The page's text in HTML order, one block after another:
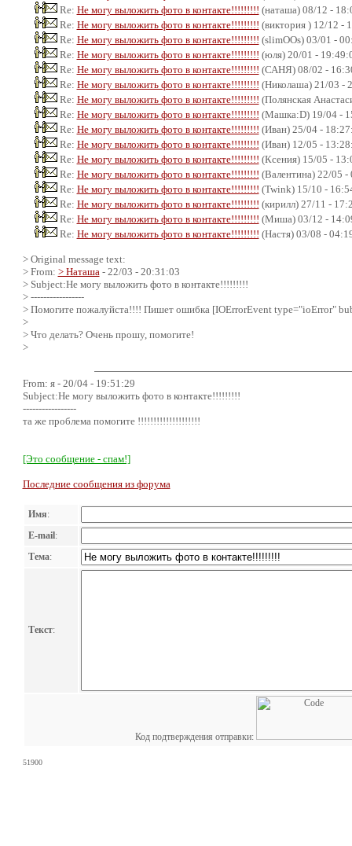
Re: Не могу выложить фото в контакте!!!!!!!!! (наташа) 08/12 -
Re: Не могу выложить фото в контакте!!!!!!!!! (виктория ) 12/12 -
Re: Не могу выложить фото в контакте!!!!!!!!! (slimOOs) 03/01 -
Re: Не могу выложить фото в контакте!!!!!!!!! (юля) 20/01 -
Re: Не могу выложить фото в контакте!!!!!!!!! (САНЯ) 08/02 -
Re: Не могу выложить фото в контакте!!!!!!!!! (Николаша) 21/03 -
Re: Не могу выложить фото в контакте!!!!!!!!! (Полянская
Re: Не могу выложить фото в контакте!!!!!!!!! (Машка:D) 19/04 -
Re: Не могу выложить фото в контакте!!!!!!!!! (Иван) 25/04 -
Re: Не могу выложить фото в контакте!!!!!!!!! (Иван) 12/05 -
Re: Не могу выложить фото в контакте!!!!!!!!! (Ксения) 15/05 -
Re: Не могу выложить фото в контакте!!!!!!!!! (Валентина) 22/05 -
Re: Не могу выложить фото в контакте!!!!!!!!! (Twink) 15/10 -
Re: Не могу выложить фото в контакте!!!!!!!!! (кирилл) 27/11 -
Re: Не могу выложить фото в контакте!!!!!!!!! (Миша) 03/12 -
Re: Не могу выложить фото в контакте!!!!!!!!! (Настя) 03/08 -
> Original message text:
> From: > Наташа - 22/03 - 20:31:03
> Subject:Не могу выложить фото в контакте!!!!!!!!!
> -----------------
> Помогите пожалуйста!!!! Пишет ошибка [IOErrorEvent type="ioError"
>
> Что делать? Очень прошу, помогите!
>
From: я - 20/04 - 19:51:29
Subject:Не могу выложить фото в контакте!!!!!!!!!
-----------------
та же проблема помогите !!!!!!!!!!!!!!!!!!!!
[Это сообщение - спам!]
Последние сообщения из форума
Имя:
E-mail:
Тема:
Текст:
Код подтверждения отправки:
51900